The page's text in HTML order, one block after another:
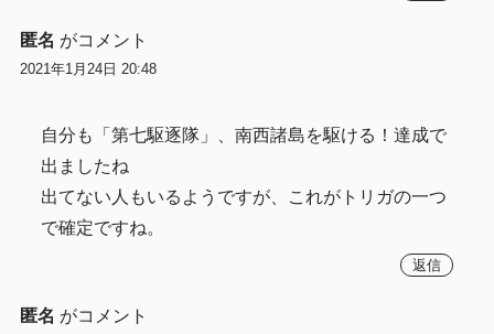
匿名 がコメント
2021年1月24日 20:48
自分も「第七駆逐隊」、南西諸島を駆ける！達成で
出ましたね
出てない人もいるようですが、これがトリガの一つ
で確定ですね。
返信
匿名 がコメント